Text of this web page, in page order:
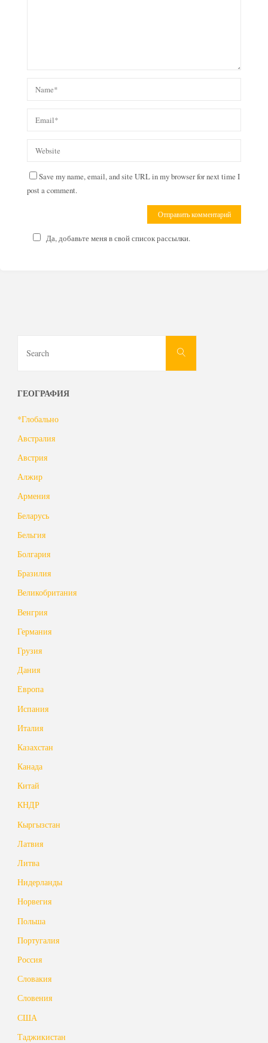
Save my name, email, and site URL in my browser for next time I
post a comment.
Да, добавьте меня в свой список рассылки.
Search
ГЕОГРАФИЯ
*Глобально
Австралия
Австрия
Алжир
Армения
Беларусь
Бельгия
Болгария
Бразилия
Великобритания
Венгрия
Германия
Грузия
Дания
Европа
Испания
Италия
Казахстан
Канада
Китай
КНДР
Кыргызстан
Латвия
Литва
Нидерланды
Норвегия
Польша
Португалия
Россия
Словакия
Словения
США
Таджикистан